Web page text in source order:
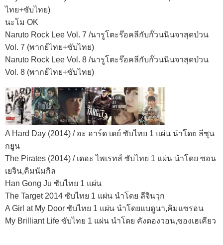
ไทย+ซับไทย)
นะโม OK
Naruto Rock Lee Vol. 7 /นารูโตะร๊อคลีกับก๊วนนินจาสุดป่วน
Vol. 7 (พากย์ไทย+ซับไทย)
Naruto Rock Lee Vol. 8 /นารูโตะร๊อคลีกับก๊วนนินจาสุดป่วน
Vol. 8 (พากย์ไทย+ซับไทย)
A Hard Day (2014) / อะ ฮาร์ด เดย์ ซับไทย 1 แผ่น นำโดย ลีซุน
กยูน
The Pirates (2014) / เดอะ ไพเรทส์ ซับไทย 1 แผ่น นำโดย ซอน
เยจิน,คิมนัมกิล
Han Gong Ju ซับไทย 1 แผ่น
The Target 2014 ซับไทย 1 แผ่น นำโดย ลีจินวุก
A Girl at My Door ซับไทย 1 แผ่น นำโดยแบดูนา,คิมแซรอน
My Brilliant Life ซับไทย 1 แผ่น นำโดย คังดองวอน,ซองเฮเคียว